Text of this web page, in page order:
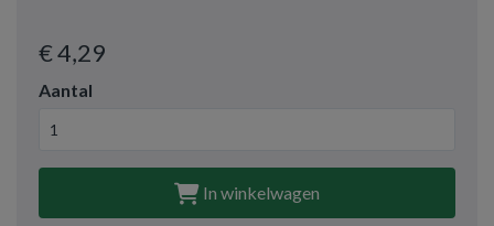
€ 4,29
Aantal
In winkelwagen